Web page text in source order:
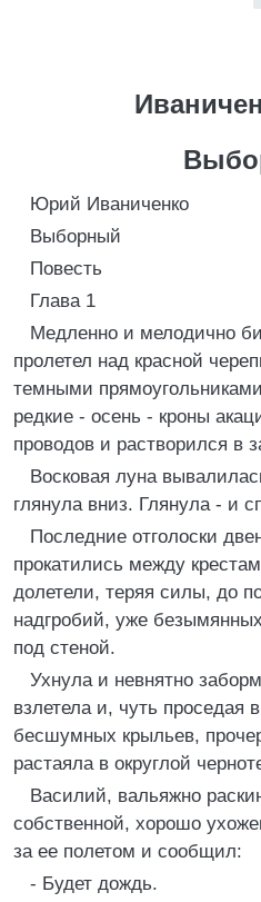
Юрий Иваниченко
Выборный
Повесть
Глава 1
Медленно и мелодично
пролетел над красной
темными
редкие - осень - кроны
проводов и растворился в
Восковая луна
глянула вниз. Глянула - и
Последние отголоски
прокатились между
долетели, теряя силы, до
надгробий, уже
под стеной.
Ухнула и невнятно
взлетела и, чуть проседая
бесшумных крыльев,
растаяла в округлой
Василий, вальяжно
собственной, хорошо
за ее полетом и сообщил:
- Будет дождь.